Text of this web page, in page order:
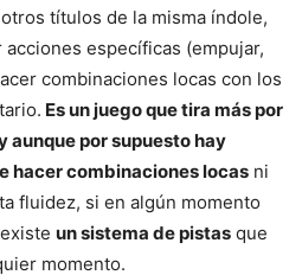
títulos de la misma índole,
específicas (empujar,
combinaciones locas con los
Es un juego que tira más por
aunque por supuesto hay
hacer combinaciones locas ni
fluidez, si en algún momento
un sistema de pistas que
momento.